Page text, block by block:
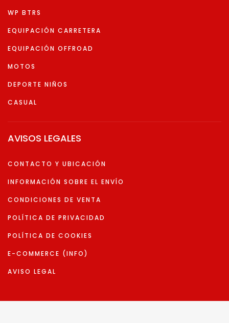
WP BTRS
EQUIPACIÓN CARRETERA
EQUIPACIÓN OFFROAD
MOTOS
DEPORTE NIÑOS
CASUAL
AVISOS LEGALES
CONTACTO Y UBICACIÓN
INFORMACIÓN SOBRE EL ENVÍO
CONDICIONES DE VENTA
POLÍTICA DE PRIVACIDAD
POLÍTICA DE COOKIES
E-COMMERCE (INFO)
AVISO LEGAL